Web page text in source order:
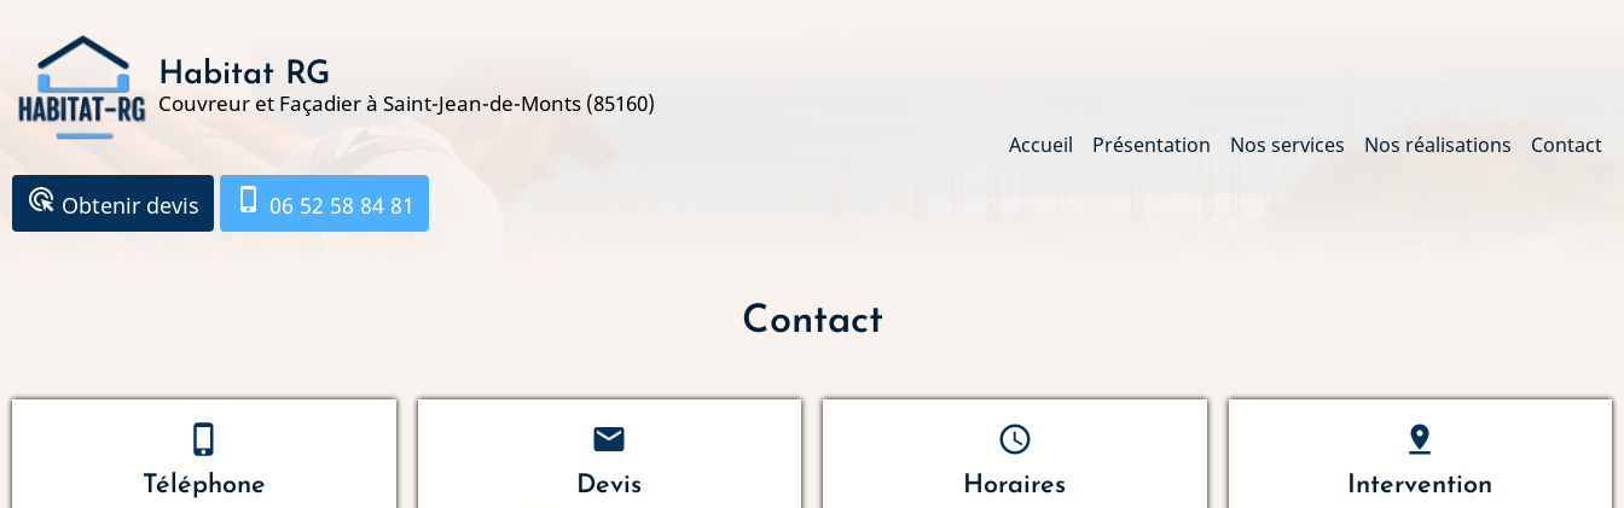
contenu
principal
Habitat RG
Couvreur et Façadier à Saint-Jean-de-Monts (85160)
ads_click Obtenir devis phone_iphone 06 52 58 84 81
Main
Accueil Présentation Nos services Nos réalisations Contact
Contact
phone_iphone
Téléphone
mail
Devis
schedule
Horaires
pin_drop
Intervention